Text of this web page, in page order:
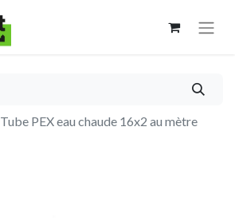
Tube PEX eau chaude 16x2 au mètre